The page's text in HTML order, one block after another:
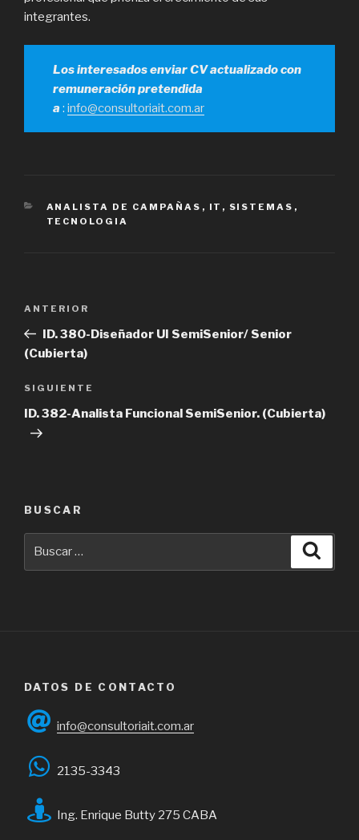
integrantes.
Los interesados enviar CV actualizado con
remuneración pretendida
a: info@consultoriait.com.ar
CATEGORÍAS
ANALISTA DE CAMPAÑAS , IT , SISTEMAS ,
TECNOLOGIA
entradas
Entrada
anterior
ANTERIOR
ID. 380-Diseñador UI SemiSenior/ Senior
(Cubierta)
Siguiente
entrada
SIGUIENTE
ID. 382-Analista Funcional SemiSenior. (Cubierta)
BUSCAR
DATOS DE CONTACTO
info@consultoriait.com.ar
2135-3343
Ing. Enrique Butty 275 CABA